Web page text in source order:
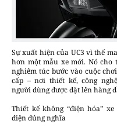
Sự xuất hiện của UC3 vì thế
hơn một mẫu xe mới. Nó cho
nghiêm túc bước vào cuộc
cấp – nơi thiết kế, công
người dùng được đặt lên hàng
Thiết kế không “điện hóa”
điện đúng nghĩa